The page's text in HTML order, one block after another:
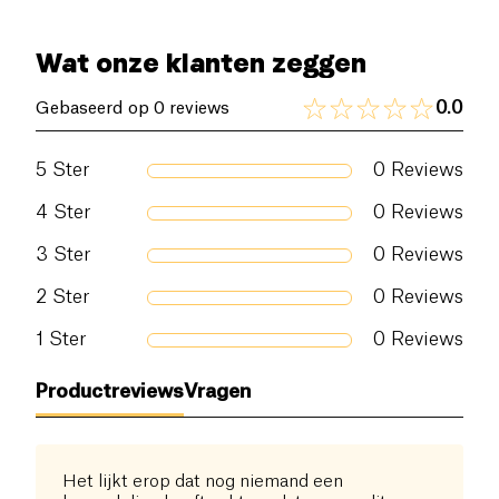
Wat onze klanten zeggen
Gebaseerd op 0 reviews 0.0
5 Ster 0 Reviews
4 Ster 0 Reviews
3 Ster 0 Reviews
2 Ster 0 Reviews
1 Ster 0 Reviews
ProductreviewsVragen
Het lijkt erop dat nog niemand een